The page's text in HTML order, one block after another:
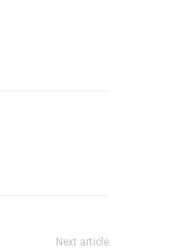
Next article